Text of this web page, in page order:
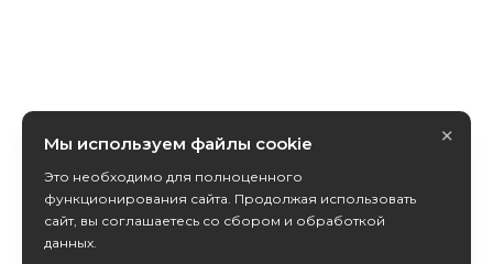
Мы используем файлы cookie
Это необходимо для полноценного
функционирования сайта. Продолжая использовать
сайт, вы соглашаетесь со сбором и обработкой
данных.
×